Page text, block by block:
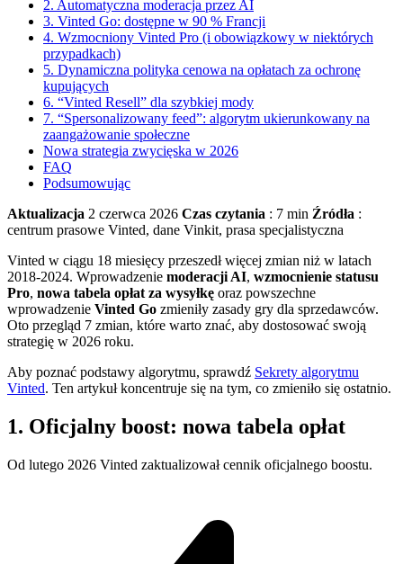
2. Automatyczna moderacja przez AI
3. Vinted Go: dostępne w 90 % Francji
4. Wzmocniony Vinted Pro (i obowiązkowy w niektórych
przypadkach)
5. Dynamiczna polityka cenowa na opłatach za ochronę
kupujących
6. “Vinted Resell” dla szybkiej mody
7. “Spersonalizowany feed”: algorytm ukierunkowany na
zaangażowanie społeczne
Nowa strategia zwycięska w 2026
FAQ
Podsumowując
Aktualizacja 2 czerwca 2026 Czas czytania : 7 min Źródła :
centrum prasowe Vinted, dane Vinkit, prasa specjalistyczna
Vinted w ciągu 18 miesięcy przeszedł więcej zmian niż w latach
2018-2024. Wprowadzenie moderacji AI, wzmocnienie statusu
Pro, nowa tabela opłat za wysyłkę oraz powszechne
wprowadzenie Vinted Go zmieniły zasady gry dla sprzedawców.
Oto przegląd 7 zmian, które warto znać, aby dostosować swoją
strategię w 2026 roku.
Aby poznać podstawy algorytmu, sprawdź Sekrety algorytmu
Vinted. Ten artykuł koncentruje się na tym, co zmieniło się ostatnio.
1. Oficjalny boost: nowa tabela opłat
Od lutego 2026 Vinted zaktualizował cennik oficjalnego boostu.